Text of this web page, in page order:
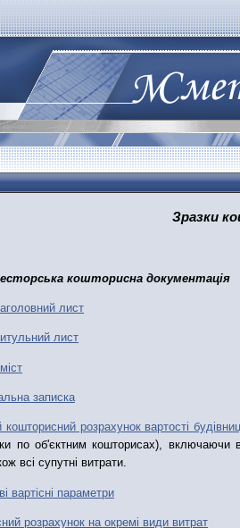
Зразки
а кошторисна документація
лист
лист
записка
розрахунок вартості
по об'єктним кошторисах), включаючи
всі супутні витрати.
вартісні параметри
розрахунок на окремі види витрат